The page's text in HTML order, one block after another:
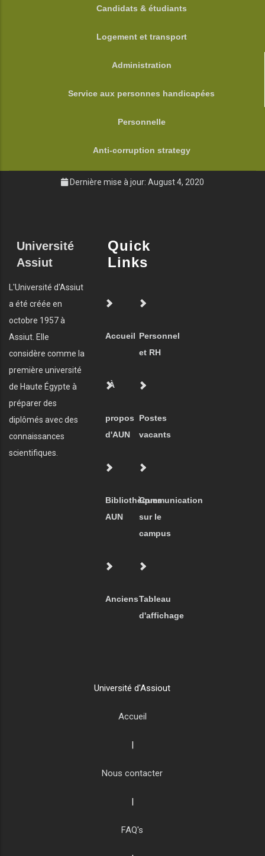
FOOTER
Candidats & étudiants
Logement et transport
Administration
Service aux personnes handicapées
Personnelle
Anti-corruption strategy
Dernière mise à jour: August 4, 2020
Université
Assiut
L'Université d'Assiut
a été créée en
octobre 1957 à
Assiut. Elle
considère comme la
première université
de Haute Égypte à
préparer des
diplômés avec des
connaissances
scientifiques.
Quick
Links
Accueil Personnel
et RH
À
propos
d'AUN
Postes
vacants
Bibliothèques
AUN
Communication
sur le
campus
AnciensTableau
d'affichage
Université d'Assiout
Accueil
|
Nous contacter
|
FAQ's